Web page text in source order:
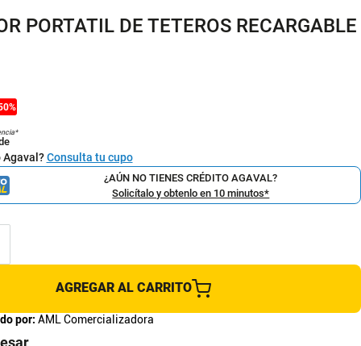
PORTATIL DE TETEROS RECARGABLE
%
Agaval?Consulta tu cupo
¿AÚN NO TIENES CRÉDITO AGAVAL?
Solicítalo y obtenlo en 10 minutos*
AGREGAR AL CARRITO
por: AML Comercializadora